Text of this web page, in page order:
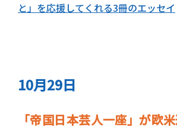
と」を応援してくれる3冊のエッセイ
10月29日
「帝国日本芸人一座」が欧米